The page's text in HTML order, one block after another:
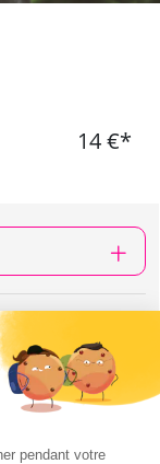
14 €*
le centre ville
et de ses
aujourd'hui